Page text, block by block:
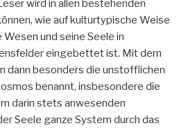
wird in allen bestehenden
wie auf kulturtypische Weise
und seine Seele in
eingebettet ist. Mit dem
dann besonders die unstofflichen
benannt, insbesondere die
darin stets anwesenden
Seele ganze System durch das